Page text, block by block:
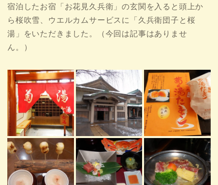
宿泊したお宿「お花見久兵衛」の玄関を入ると頭上か
ら桜吹雪、ウエルカムサービスに「久兵衛団子と桜
湯」をいただきました。（今回は記事はありませ
ん。）